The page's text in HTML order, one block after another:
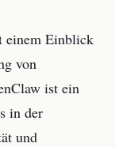
einem Einblick
von
ist ein
in der
und